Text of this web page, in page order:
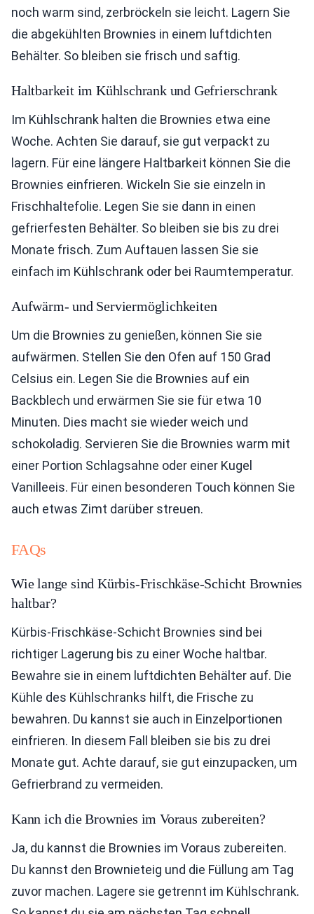
noch warm sind, zerbröckeln sie leicht. Lagern Sie
die abgekühlten Brownies in einem luftdichten
Behälter. So bleiben sie frisch und saftig.
Haltbarkeit im Kühlschrank und Gefrierschrank
Im Kühlschrank halten die Brownies etwa eine
Woche. Achten Sie darauf, sie gut verpackt zu
lagern. Für eine längere Haltbarkeit können Sie die
Brownies einfrieren. Wickeln Sie sie einzeln in
Frischhaltefolie. Legen Sie sie dann in einen
gefrierfesten Behälter. So bleiben sie bis zu drei
Monate frisch. Zum Auftauen lassen Sie sie
einfach im Kühlschrank oder bei Raumtemperatur.
Aufwärm- und Serviermöglichkeiten
Um die Brownies zu genießen, können Sie sie
aufwärmen. Stellen Sie den Ofen auf 150 Grad
Celsius ein. Legen Sie die Brownies auf ein
Backblech und erwärmen Sie sie für etwa 10
Minuten. Dies macht sie wieder weich und
schokoladig. Servieren Sie die Brownies warm mit
einer Portion Schlagsahne oder einer Kugel
Vanilleeis. Für einen besonderen Touch können Sie
auch etwas Zimt darüber streuen.
FAQs
Wie lange sind Kürbis-Frischkäse-Schicht Brownies
haltbar?
Kürbis-Frischkäse-Schicht Brownies sind bei
richtiger Lagerung bis zu einer Woche haltbar.
Bewahre sie in einem luftdichten Behälter auf. Die
Kühle des Kühlschranks hilft, die Frische zu
bewahren. Du kannst sie auch in Einzelportionen
einfrieren. In diesem Fall bleiben sie bis zu drei
Monate gut. Achte darauf, sie gut einzupacken, um
Gefrierbrand zu vermeiden.
Kann ich die Brownies im Voraus zubereiten?
Ja, du kannst die Brownies im Voraus zubereiten.
Du kannst den Brownieteig und die Füllung am Tag
zuvor machen. Lagere sie getrennt im Kühlschrank.